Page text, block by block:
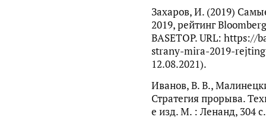
Захаров, И. (2019)
2019, рейтинг
BASETOP. URL: https://
strany-mira-2019-
12.08.2021).
Иванов, В. В.,
Стратегия прорыва.
е изд. М. : Ленанд, 304 с.